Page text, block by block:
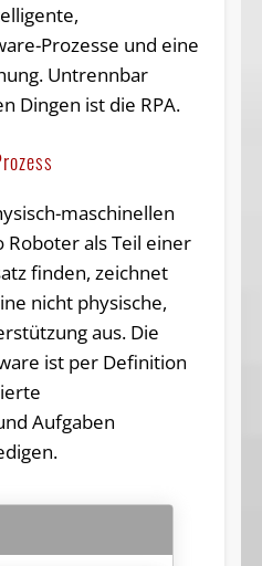
Prozesse und eine
Untrennbar
Dingen ist die RPA.
maschinellen
als Teil einer
finden, zeichnet
nicht physische,
aus. Die
ist per Definition
Aufgaben